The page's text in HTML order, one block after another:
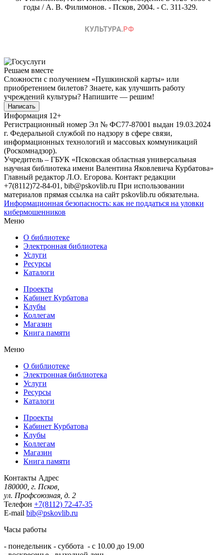
годы / А. В. Филимонов. - Псков, 2004. - С. 311-329.
Решаем вместе
Сложности с получением «Пушкинской карты» или
приобретением билетов? Знаете, как улучшить работу
учреждений культуры? Напишите — решим!
Написать
Информация 12+
Регистрационный номер Эл № ФС77-87001 выдан 19.03.2024
г. Федеральной службой по надзору в сфере связи,
информационных технологий и массовых коммуникаций
(Роскомнадзор).
Учредитель – ГБУК «Псковская областная универсальная
научная библиотека имени Валентина Яковлевича Курбатова»
Главный редактор Л.О. Егорова. Контакт редакции
+7(8112)72-84-01, bib@pskovlib.ru При использовании
материалов прямая ссылка на сайт pskovlib.ru обязательна.
Информационная безопасность: как не поддаться на уловки
кибермошенников
Меню
О библиотеке
Электронная библиотека
Услуги
Ресурсы
Каталоги
Проекты
Кабинет Курбатова
Клубы
Коллегам
Магазин
Книга памяти
Меню
О библиотеке
Электронная библиотека
Услуги
Ресурсы
Каталоги
Проекты
Кабинет Курбатова
Клубы
Коллегам
Магазин
Книга памяти
Контакты Адрес
180000, г. Псков,
ул. Профсоюзная, д. 2
Телефон +7(8112) 72-47-35
E-mail bib@pskovlib.ru
Часы работы
- понедельник - суббота - с 10.00 до 19.00